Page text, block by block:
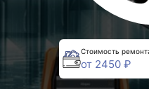
Стоимость
от 2450 ₽